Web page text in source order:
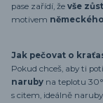
pase zařídí, že vše
motivem
Jak pečovat o
Pokud chceš, aby ti
naruby na teplotu
s citem, ideálně